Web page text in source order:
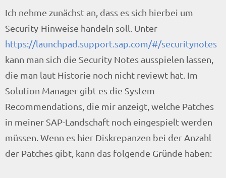
Ich nehme zunächst an, dass es sich hierbei um
Security-Hinweise handeln soll. Unter
https://launchpad.support.sap.com/#/securitynotes
kann man sich die Security Notes ausspielen lassen,
die man laut Historie noch nicht reviewt hat. Im
Solution Manager gibt es die System
Recommendations, die mir anzeigt, welche Patches
in meiner SAP-Landschaft noch eingespielt werden
müssen. Wenn es hier Diskrepanzen bei der Anzahl
der Patches gibt, kann das folgende Gründe haben: